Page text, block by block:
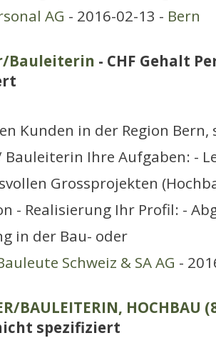
AG - 2016-02-13 - Bern
Bauleiterin - CHF Gehalt
Kunden in der Region
Ihre Aufgaben: -
Grossprojekten
- Realisierung Ihr Profil: -
in der Bau- oder
Schweiz & SA AG -
BAULEITERIN, HOCHBAU
spezifiziert